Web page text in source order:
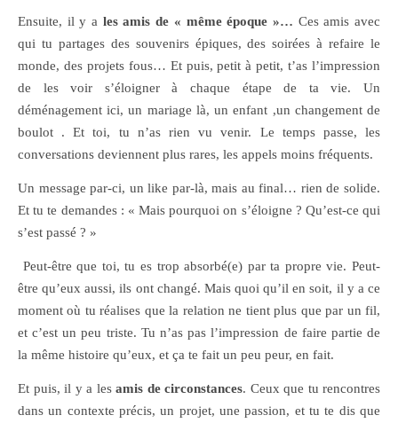
Ensuite, il y a les amis de « même époque »… Ces amis avec
qui tu partages des souvenirs épiques, des soirées à refaire le
monde, des projets fous… Et puis, petit à petit, t’as l’impression
de les voir s’éloigner à chaque étape de ta vie. Un
déménagement ici, un mariage là, un enfant ,un changement de
boulot . Et toi, tu n’as rien vu venir. Le temps passe, les
conversations deviennent plus rares, les appels moins fréquents.
Un message par-ci, un like par-là, mais au final… rien de solide.
Et tu te demandes : « Mais pourquoi on s’éloigne ? Qu’est-ce qui
s’est passé ? »
Peut-être que toi, tu es trop absorbé(e) par ta propre vie. Peut-
être qu’eux aussi, ils ont changé. Mais quoi qu’il en soit, il y a ce
moment où tu réalises que la relation ne tient plus que par un fil,
et c’est un peu triste. Tu n’as pas l’impression de faire partie de
la même histoire qu’eux, et ça te fait un peu peur, en fait.
Et puis, il y a les amis de circonstances. Ceux que tu rencontres
dans un contexte précis, un projet, une passion, et tu te dis que